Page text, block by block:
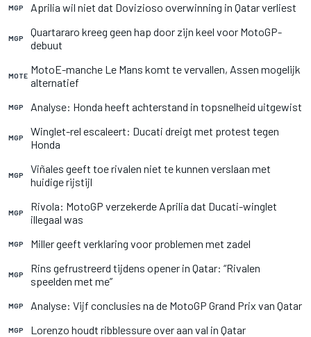
MGP Aprilia wil niet dat Dovizioso overwinning in Qatar verliest
MGP
Quartararo kreeg geen hap door zijn keel voor MotoGP-
debuut
MOTE MotoE-manche Le Mans komt te vervallen, Assen mogelijk
alternatief
MGP Analyse: Honda heeft achterstand in topsnelheid uitgewist
MGP
Winglet-rel escaleert: Ducati dreigt met protest tegen
Honda
MGP
Viñales geeft toe rivalen niet te kunnen verslaan met
huidige rijstijl
MGP
Rivola: MotoGP verzekerde Aprilia dat Ducati-winglet
illegaal was
MGP Miller geeft verklaring voor problemen met zadel
MGP
Rins gefrustreerd tijdens opener in Qatar: “Rivalen
speelden met me”
MGP Analyse: Vijf conclusies na de MotoGP Grand Prix van Qatar
MGP Lorenzo houdt ribblessure over aan val in Qatar